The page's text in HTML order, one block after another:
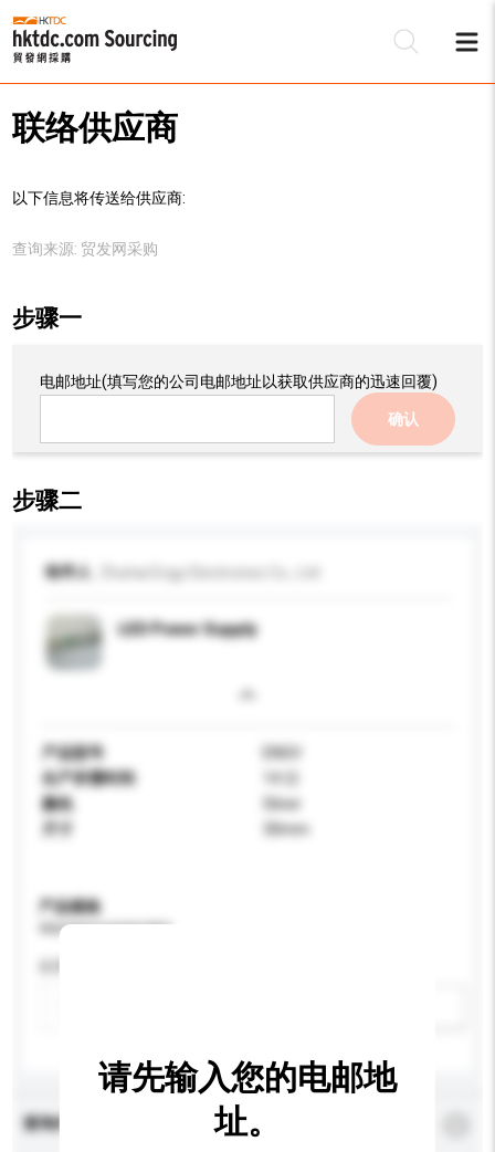
联络供应商
以下信息将传送给供应商:
查询来源: 贸发网采购
步骤一
电邮地址(填写您的公司电邮地址以获取供应商的迅速回覆)
确认
步骤二
收件人
LED Power Supply
产品型号
ENGV
生产所需时间
颜色
Silver
30mm
产品规格
请提供您对产品的特定要求。
查询内容
请先输入您的电邮地
址。